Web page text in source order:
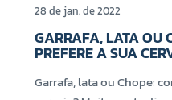
28 de jan. de 2022
GARRAFA, LATA OU
PREFERE A SUA
Garrafa, lata ou Chope: